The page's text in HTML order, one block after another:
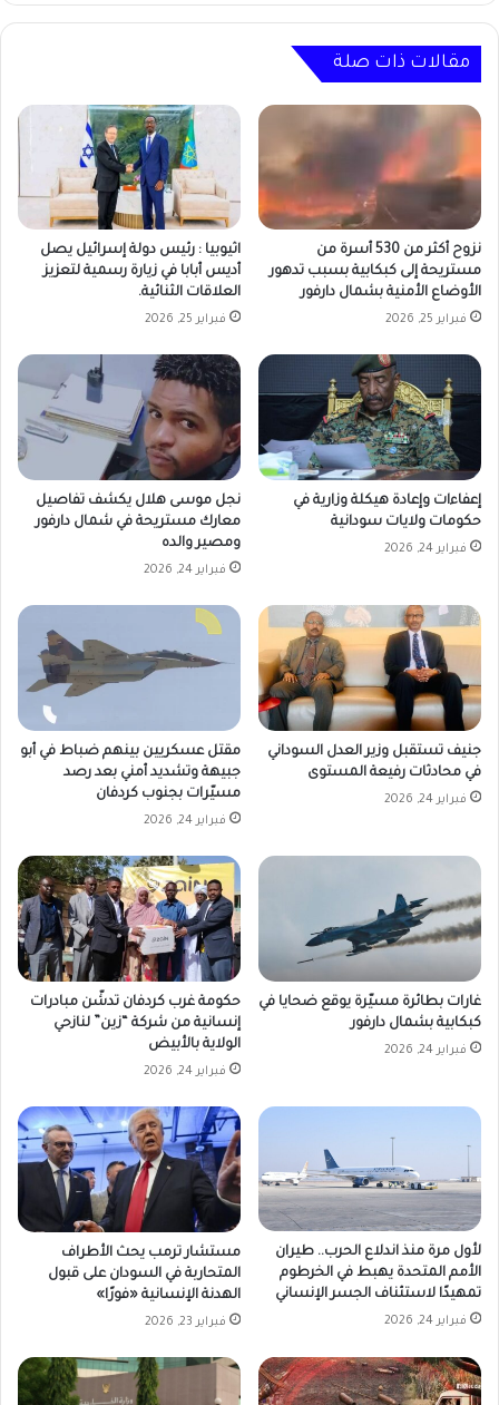
مقالات ذات صلة
نزوح أكثر من 530 أسرة من
مستريحة إلى كبكابية بسبب تدهور
الأوضاع الأمنية بشمال دارفور
فبراير 25, 2026
اثيوبيا : رئيس دولة إسرائيل يصل
أديس أبابا في زيارة رسمية لتعزيز
العلاقات الثنائية.
فبراير 25, 2026
إعفاءات وإعادة هيكلة وزارية في
حكومات ولايات سودانية
فبراير 24, 2026
نجل موسى هلال يكشف تفاصيل
معارك مستريحة في شمال دارفور
ومصير والده
فبراير 24, 2026
جنيف تستقبل وزير العدل السوداني
في محادثات رفيعة المستوى
فبراير 24, 2026
مقتل عسكريين بينهم ضباط في أبو
جبيهة وتشديد أمني بعد رصد
مسيّرات بجنوب كردفان
فبراير 24, 2026
غارات بطائرة مسيّرة يوقع ضحايا في
كبكابية بشمال دارفور
فبراير 24, 2026
حكومة غرب كردفان تدشّن مبادرات
إنسانية من شركة “زين” لنازحي
الولاية بالأبيض
فبراير 24, 2026
لأول مرة منذ اندلاع الحرب.. طيران
الأمم المتحدة يهبط في الخرطوم
تمهيدًا لاستئناف الجسر الإنساني
فبراير 24, 2026
مستشار ترمب يحث الأطراف
المتحاربة في السودان على قبول
الهدنة الإنسانية «فورًا»
فبراير 23, 2026